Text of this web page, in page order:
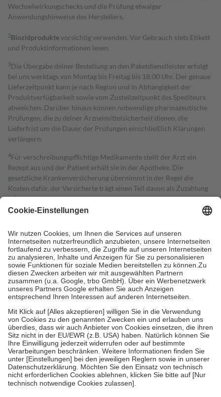
Wechselwirkungschecks und die Prüfung etwaiger
Anwendungshinweise des Herstellers.
2Biozidproduktevorsichtig verwenden. Vor Gebrauch stets Etikett
und Produktinformationen lesen.
3Die Übergabe deiner Bestellung an den Paketdienstleister erfolgt
bei uns werktags von Montag bis Freitag bis 18:00 Uhr. Der genaue
Lieferzeitpunkt kann je nach Region und in Abhängigkeit der
Produktverfügbarkeit sowie vom Zustellzeitpunkt des Spediteurs
abweichen. Darüber hinaus können notwendige pharmazeutische
Prüfungen, die zu deiner Arzneimittelsicherheit dienen, die
Lieferfrist um die Dauer der Prüfungen einschließlich Klärungen
verlängern.
4Für verschreibungspflichtige Medikamente stellt der Arzt ein
Rezept aus und der Patient erhält sie in der Apotheke. Die
gesetzliche Krankenversicherung übernimmt in der Regel die
Kosten dafür, der Versicherte trägt einen Teil davon als Zuzahlung
mit.
Grundsätzlich leisten Mitglieder Zuzahlungen in Höhe von zehn
höchstens zehn Euro.
Es sind jedoch nie mehr als die tatsächlichen
Kosten der Leistung zu entrichten.
Diese Regeln gelten grundsätzlich auch für Online-Apotheken.
Bei Heilmitteln und häuslicher Krankenpflege beträgt die
Zuzahlung zehn Prozent der Kosten sowie zehn Euro je
Verordnung.
Um das Engagement der Versicherten für ihre eigene Gesundheit zu
stärken und die besondere Stellung der Familie zu unterstützen,
fallenkeine Zuzahlungenan bei:
• Kindern und Jugendlichen bis zum vollendeten 18. Lebensjahr
mit Ausnahme der Fahrkosten
• Untersuchungen zur Vorsorge und Früherkennung, die von der
GKV getragen werden
• empfohlenen Schutzimpfungen
• Harn- und Blutteststreifen